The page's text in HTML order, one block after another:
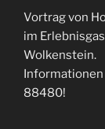
Vortrag von
im
Wolkenstein.
88480!